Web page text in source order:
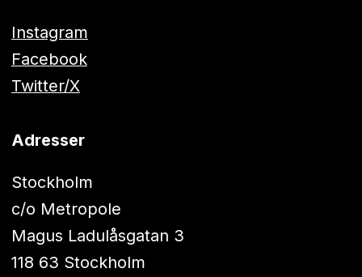
Instagram
Facebook
Twitter/X
Adresser
Stockholm
c/o Metropole
Magus Ladulåsgatan 3
118 63 Stockholm